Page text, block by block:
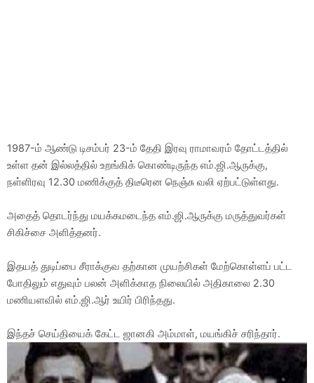
1987-ம் ஆண்டு டிசம்பர் 23-ம் தேதி இரவு ராமாவரம் தோட்டத்தில்
உள்ள தன் இல்லத்தில் உறங்கிக் கொண்டிருந்த எம்.ஜி.ஆருக்கு,
நள்ளிரவு 12.30 மணிக்குத் திடீரென நெஞ்சு வலி ஏற்பட்டுள்ளது.
அதைத் தொடர்ந்து மயக்கமடைந்த எம்.ஜி.ஆருக்கு மருத்துவர்கள்
சிகிச்சை அளித்தனர்.
இதயத் துடிப்பை சீராக்குவ தற்கான முயற்சிகள் மேற்கொள்ளப் பட்ட
போதிலும் எதுவும் பலன் அளிக்காத நிலையில் அதிகாலை 2.30
மணியளவில் எம்.ஜி.ஆர் உயிர் பிரிந்தது.
இந்தச் செய்தியைக் கேட்ட ஜானகி அம்மாள், மயங்கிச் சரிந்தார்.